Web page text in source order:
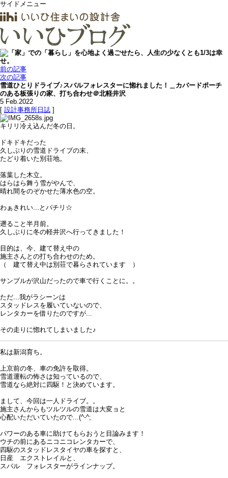
サイドメニュー
前の記事
次の記事
雪道ひとりドライブ♪スバルフォレスターに惚れました！＿カバードポーチ
のある板張りの家、打ち合わせ＠北軽井沢
5 Feb.2022
[ 設計事務所日誌 ]
キリリ冷え込んだ冬の日。
ドキドキだった
久しぶりの雪道ドライブの末、
たどり着いた別荘地。
落葉した木立。
はらはら舞う雪がやんで、
晴れ間をのぞかせた薄水色の空。
わぁきれい...とパチリ☆
遡ること半月前。
久しぶりに冬の軽井沢へ行ってきました！
目的は、今、建て替え中の
施主さんとの打ち合わせのため。
（ 建て替え中は別荘で暮らされています ）
サンプルが沢山だったので車で行くことに。。
ただ...我がラシーンは
スタッドレスを履いていないので、
レンタカーを借りたのですが...
その走りに惚れてしまいました♪
私は新潟育ち。
上京前の冬、車の免許を取得。
雪道運転の怖さは知っているので、
雪道なら絶対に四駆！と決めています。
まして、今回は一人ドライブ。。
施主さんからもツルツルの雪道は大変ョと
心配いただいていたので...(^-^;
パワーのある車に助けてもらおうと目論みます！
ウチの前にあるニコニコレンタカーで、
四駆のスタッドレスタイヤの車を探すと、
日産 エクストレイルと、
スバル フォレスターがラインナップ。